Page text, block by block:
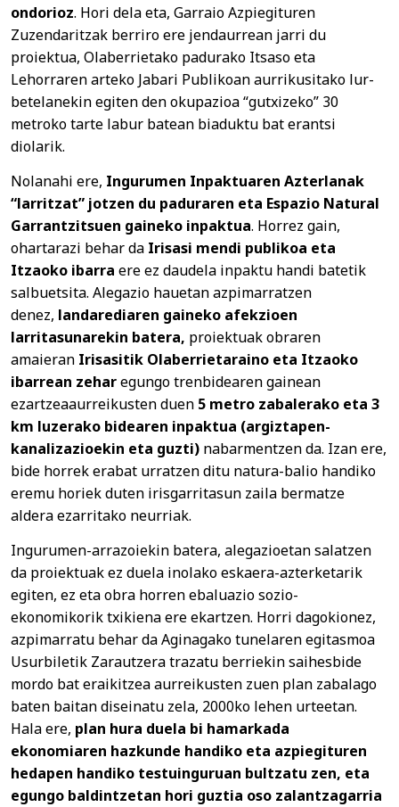
ondorioz. Hori dela eta, Garraio Azpiegituren
Zuzendaritzak berriro ere jendaurrean jarri du
proiektua, Olaberrietako padurako Itsaso eta
Lehorraren arteko Jabari Publikoan aurrikusitako lur-
betelanekin egiten den okupazioa “gutxizeko” 30
metroko tarte labur batean biaduktu bat erantsi
diolarik.
Nolanahi ere, Ingurumen Inpaktuaren Azterlanak
“larritzat” jotzen du paduraren eta Espazio Natural
Garrantzitsuen gaineko inpaktua. Horrez gain,
ohartarazi behar da Irisasi mendi publikoa eta
Itzaoko ibarra ere ez daudela inpaktu handi batetik
salbuetsita. Alegazio hauetan azpimarratzen
denez, landarediaren gaineko afekzioen
larritasunarekin batera, proiektuak obraren
amaieran Irisasitik Olaberrietaraino eta Itzaoko
ibarrean zeharegungo trenbidearen gainean
ezartzeaaurreikusten duen 5 metro zabalerako eta 3
km luzerako bidearen inpaktua (argiztapen-
kanalizazioekin eta guzti) nabarmentzen da. Izan ere,
bide horrek erabat urratzen ditu natura-balio handiko
eremu horiek duten irisgarritasun zaila bermatze
aldera ezarritako neurriak.
Ingurumen-arrazoiekin batera, alegazioetan salatzen
da proiektuak ez duela inolako eskaera-azterketarik
egiten, ez eta obra horren ebaluazio sozio-
ekonomikorik txikiena ere ekartzen. Horri dagokionez,
azpimarratu behar da Aginagako tunelaren egitasmoa
Usurbiletik Zarautzera trazatu berriekin saihesbide
mordo bat eraikitzea aurreikusten zuen plan zabalago
baten baitan diseinatu zela, 2000ko lehen urteetan.
Hala ere, plan hura duela bi hamarkada
ekonomiaren hazkunde handiko eta azpiegituren
hedapen handiko testuinguruan bultzatu zen, eta
egungo baldintzetan hori guztia oso zalantzagarria